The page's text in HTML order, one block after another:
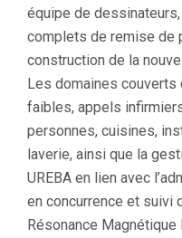
équipe de
complets de remise de
construction de la
Les domaines couverts
faibles, appels
personnes, cuisines,
laverie, ainsi que la
UREBA en lien avec
en concurrence et suivi
Résonance Magnétique